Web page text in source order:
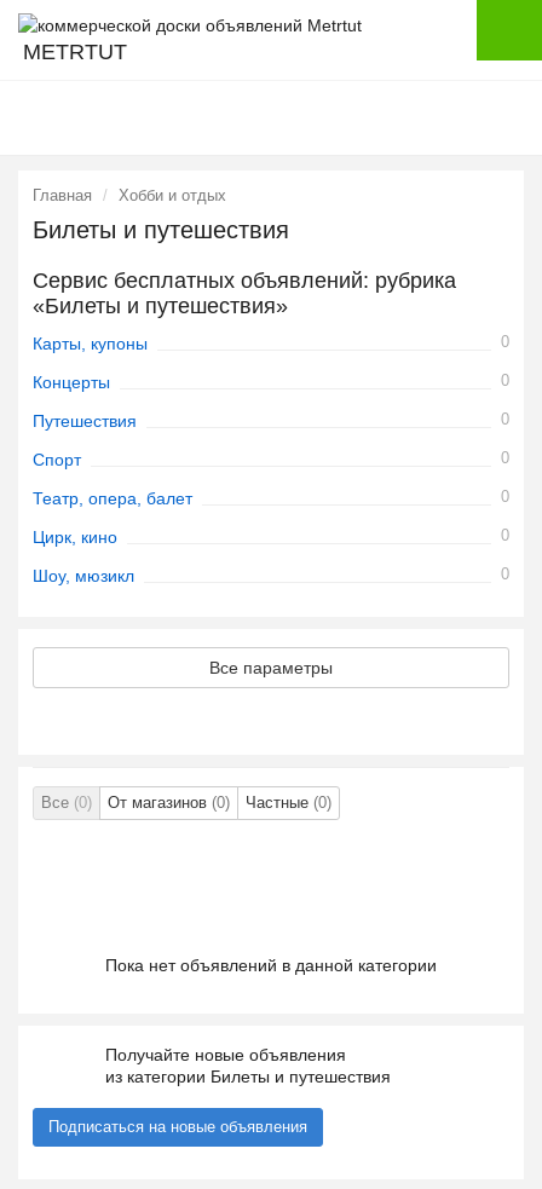
METRTUT
Главная Хобби и отдых
Билеты и путешествия
Сервис бесплатных объявлений: рубрика
«Билеты и путешествия»
Карты, купоны 0
Концерты 0
Путешествия 0
Спорт 0
Театр, опера, балет 0
Цирк, кино 0
Шоу, мюзикл 0
Все параметры
Все (0) От магазинов (0) Частные (0)
Пока нет объявлений в данной категории
Получайте новые объявления
из категории Билеты и путешествия
Подписаться на новые объявления